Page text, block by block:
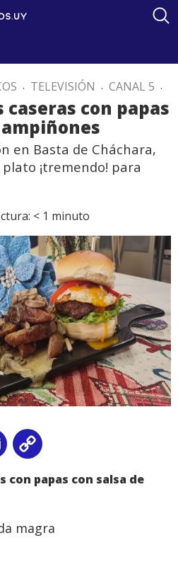
. TELEVISIÓN . CANAL 5 .
con papas
en Basta de Cháchara,
¡tremendo! para
< 1 minuto
Email
Link
con papas con salsa de
magra